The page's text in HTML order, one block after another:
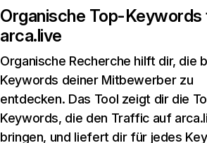
Organische Top-Keywords
arca.live
Organische Recherche hilft dir, die
Keywords deiner Mitbewerber zu
entdecken. Das Tool zeigt dir die
Keywords, die den Traffic auf
bringen, und liefert dir für jedes